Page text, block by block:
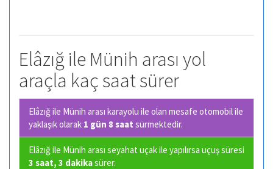
Elâzığ ile Münih arası yol
araçla kaç saat sürer
Elâzığ ile Münih arası karayolu ile olan mesafe otomobil ile
yaklaşık olarak 1 gün 8 saat sürmektedir.
Elâzığ ile Münih arası seyahat uçak ile yapılırsa uçuş süresi
3 saat, 3 dakikasürer.